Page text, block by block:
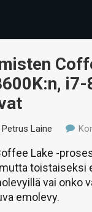
Petrus Laine
Lake -
vai onko
emolevy.